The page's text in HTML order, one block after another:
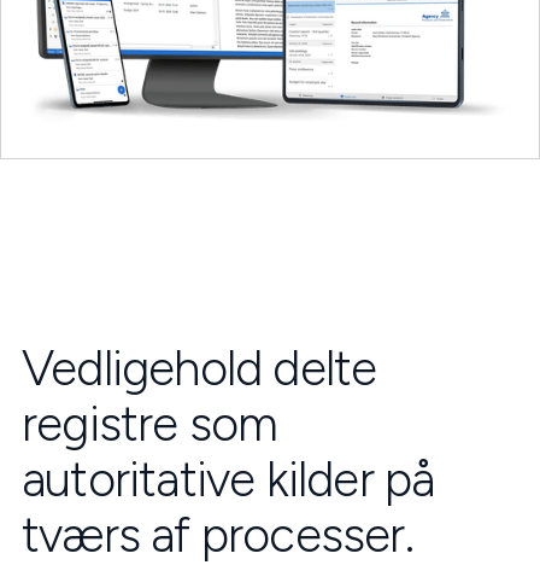
Vedligehold delte
registre som
autoritative kilder på
tværs af processer.